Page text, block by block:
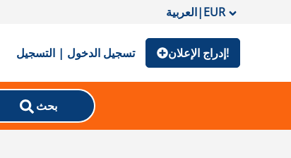
العربية|EUR
تسجيل الدخول | التسجيل إدراج الإعلان!
بحث